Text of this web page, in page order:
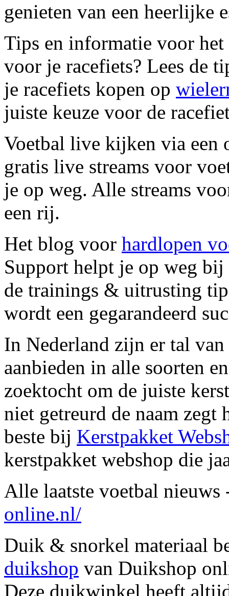
genieten van een heerlijke
Tips en informatie voor
voor je racefiets? Lees de
je racefiets kopen op
juiste keuze voor de
Voetbal live kijken via een
gratis live streams voor
je op weg. Alle streams
een rij.
Het blog voor hardlopen
Support helpt je op weg bij
de trainings & uitrusting
wordt een gegarandeerd
In Nederland zijn er tal
aanbieden in alle soorten
zoektocht om de juiste
niet getreurd de naam zegt
beste bij Kerstpakket
kerstpakket webshop die
Alle laatste voetbal
online.nl/
Duik & snorkel materiaal
duikshop van Duikshop
Deze duikwinkel heeft